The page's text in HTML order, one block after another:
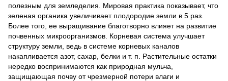
полезным для земледелия. Мировая практика показывает, что
зеленая органика увеличивает плодородие земли в 5 раз.
Более того, ее выращивание благотворно влияет на развитие
почвенных микроорганизмов. Корневая система улучшает
структуру земли, ведь в системе корневых каналов
накапливается азот, сахар, белки и т. п. Растительные остатки
нередко воспринимаются как природная мульча,
защищающая почву от чрезмерной потери влаги и